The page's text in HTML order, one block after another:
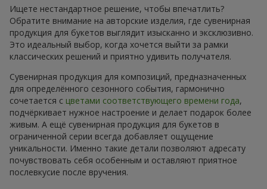
Ищете нестандартное решение, чтобы впечатлить?
Обратите внимание на авторские изделия, где сувенирная
продукция для букетов выглядит изысканно и эксклюзивно.
Это идеальный выбор, когда хочется выйти за рамки
классических решений и приятно удивить получателя.
Сувенирная продукция для композиций, предназначенных
для определённого сезонного события, гармонично
сочетается с цветами соответствующего времени года,
подчёркивает нужное настроение и делает подарок более
живым. А ещё сувенирная продукция для букетов в
ограниченной серии всегда добавляет ощущение
уникальности. Именно такие детали позволяют адресату
почувствовать себя особенным и оставляют приятное
послевкусие после вручения.